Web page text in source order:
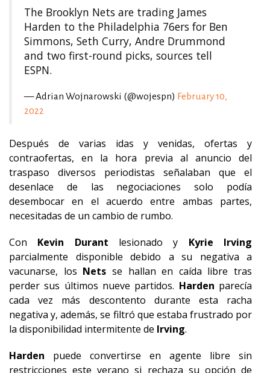
The Brooklyn Nets are trading James
Harden to the Philadelphia 76ers for Ben
Simmons, Seth Curry, Andre Drummond
and two first-round picks, sources tell
ESPN.
— Adrian Wojnarowski (@wojespn) February 10,
2022
Después de varias idas y venidas, ofertas y
contraofertas, en la hora previa al anuncio del
traspaso diversos periodistas señalaban que el
desenlace de las negociaciones solo podía
desembocar en el acuerdo entre ambas partes,
necesitadas de un cambio de rumbo.
Con Kevin Durant lesionado y Kyrie
Irving
parcialmente disponible debido a su negativa a
vacunarse, los Nets se hallan en caída libre tras
perder sus últimos nueve partidos. Harden parecía
cada vez más descontento durante esta racha
negativa y, además, se filtró que estaba frustrado por
la disponibilidad intermitente de Irving.
Harden puede convertirse en agente libre sin
restricciones este verano si rechaza su opción de